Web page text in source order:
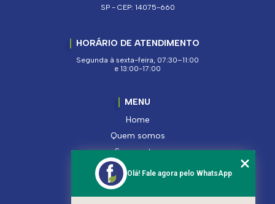
SP - CEP: 14075-660
HORÁRIO DE ATENDIMENTO
Segunda à sexta-feira, 07:30–11:00
e 13:00-17:00
MENU
Home
Quem somos
Segmentos
Serviços
Produtos
Contato
Olá! Fale agora pelo WhatsApp